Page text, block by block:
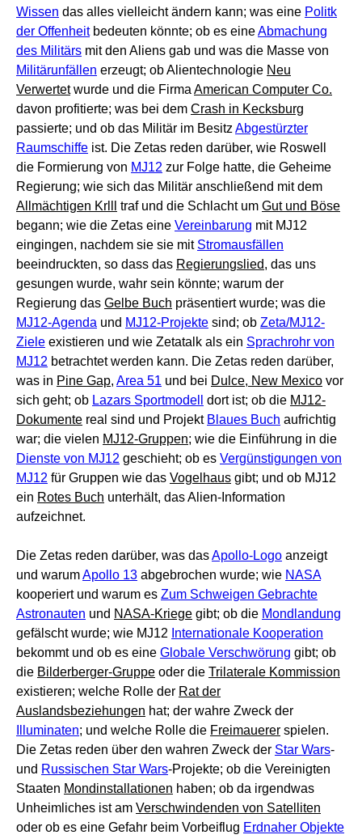
Wissen das alles vielleicht ändern kann; was eine Politk
der Offenheitbedeuten könnte; ob es eineAbmachung
des Militärs mit den Aliens gab und was die Masse von
Militärunfällen erzeugt; ob Alientechnologie Neu
Verwertetwurde und die Firma American Computer Co.
davon profitierte; was bei dem Crash in Kecksburg
passierte; und ob das Militär im Besitz Abgestürzter
Raumschiffe ist. Die Zetas reden darüber, wie Roswell
die Formierung von MJ12 zur Folge hatte, die Geheime
Regierung; wie sich das Militär anschließend mit dem
Allmächtigen Krlll
traf und die Schlacht um Gut und Böse
begann; wie die Zetas eine Vereinbarung mit MJ12
eingingen, nachdem sie sie mit Stromausfällen
beeindruckten, so dass das Regierungslied, das uns
gesungen wurde, wahr sein könnte; warum der
Regierung das Gelbe Buch präsentiert wurde; was die
MJ12-Agenda und MJ12-Projekte sind; ob Zeta/MJ12-
Ziele existieren und wie Zetatalk als ein Sprachrohr von
MJ12 betrachtet werden kann. Die Zetas reden darüber,
was in Pine Gap, Area 51 und bei Dulce, New Mexico vor
sich geht; ob Lazars Sportmodell dort ist; ob die MJ12-
Dokumente real sind und Projekt Blaues Buch aufrichtig
war; die vielen MJ12-Gruppen; wie die Einführung in die
Dienste von MJ12 geschieht; ob es Vergünstigungen von
MJ12 für Gruppen wie das Vogelhaus gibt; und ob MJ12
ein Rotes Buch unterhält, das Alien-Information
aufzeichnet.
Die Zetas reden darüber, was dasApollo-Logo anzeigt
und warumApollo 13 abgebrochen wurde; wie NASA
kooperiert und warum es Zum Schweigen Gebrachte
Astronauten und NASA-Kriege gibt; ob die Mondlandung
gefälscht wurde; wie MJ12 Internationale Kooperation
bekommt und ob es eine Globale Verschwörung gibt; ob
die Bilderberger-Gruppe oder die Trilaterale Kommission
existieren; welche Rolle der Rat der
Auslandsbeziehungen hat; der wahre Zweck der
Illuminaten; und welche Rolle die Freimauerer spielen.
Die Zetas reden über den wahren Zweck der Star Wars-
und Russischen Star Wars-Projekte; ob die Vereinigten
Staaten Mondinstallationen haben; ob da irgendwas
Unheimliches ist am Verschwindenden von Satelliten
oder ob es eine Gefahr beim Vorbeiflug Erdnaher Objekte